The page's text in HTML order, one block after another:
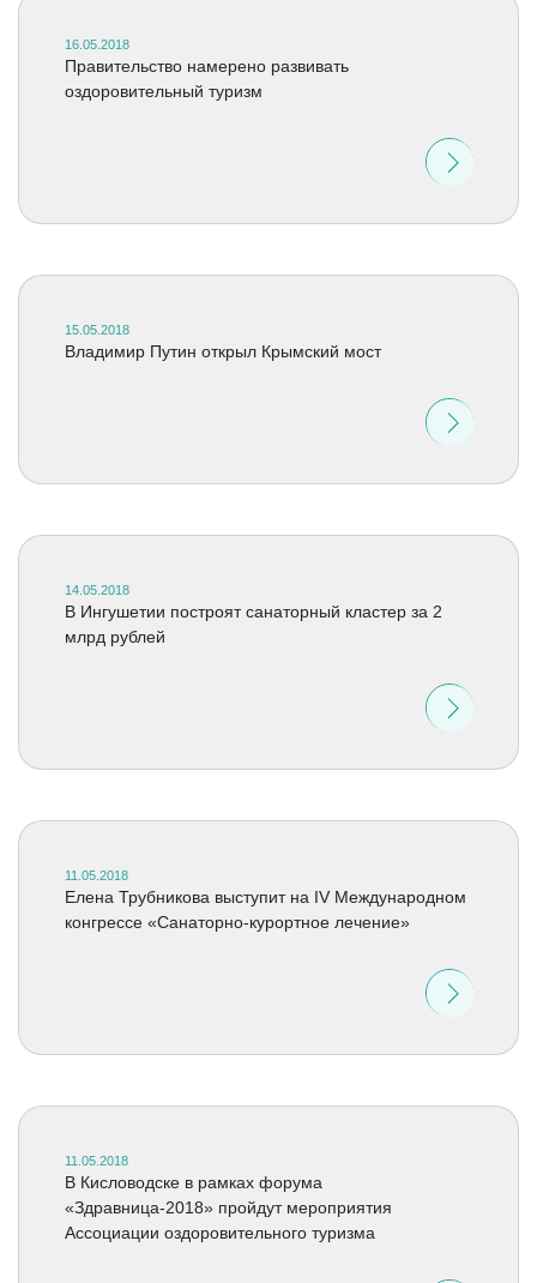
16.05.2018
Правительство намерено развивать
оздоровительный туризм
15.05.2018
Владимир Путин открыл Крымский мост
14.05.2018
В Ингушетии построят санаторный кластер за 2
млрд рублей
11.05.2018
Елена Трубникова выступит на IV Международном
конгрессе «Санаторно-курортное лечение»
11.05.2018
В Кисловодске в рамках форума
«Здравница-2018» пройдут мероприятия
Ассоциации оздоровительного туризма